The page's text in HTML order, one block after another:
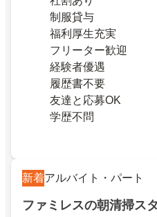
制服貸与
福利厚生充実
フリーター歓迎
経験者優遇
履歴書不要
友達と応募OK
学歴不問
新着アルバイト・パート
ファミレスの朝清掃ス